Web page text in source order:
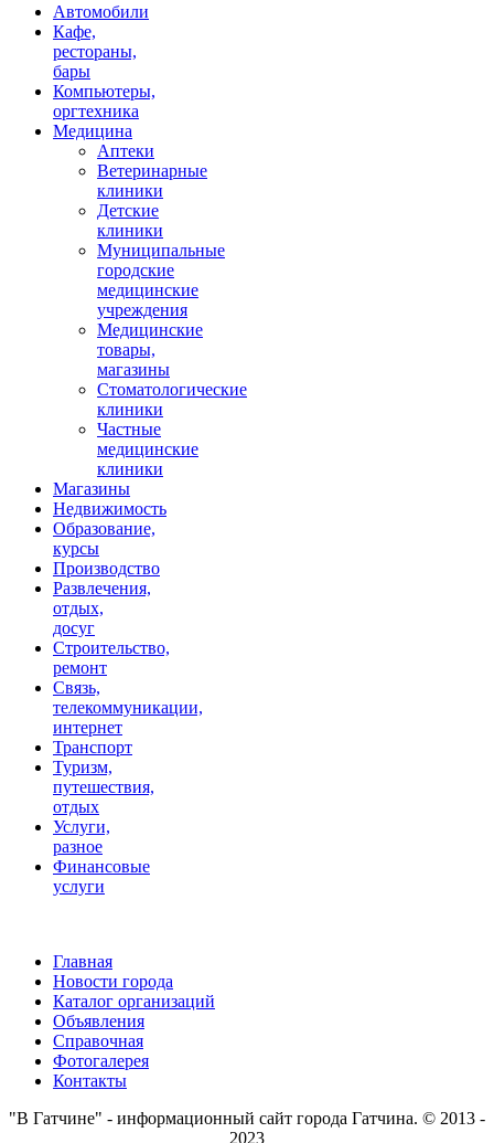
Автомобили
Кафе,
рестораны,
бары
Компьютеры,
оргтехника
Медицина
Аптеки
Ветеринарные
клиники
Детские
клиники
Муниципальные
городские
медицинские
учреждения
Медицинские
товары,
магазины
Стоматологические
клиники
Частные
медицинские
клиники
Магазины
Недвижимость
Образование,
курсы
Производство
Развлечения,
отдых,
досуг
Строительство,
ремонт
Связь,
телекоммуникации,
интернет
Транспорт
Туризм,
путешествия,
отдых
Услуги,
разное
Финансовые
услуги
Главная
Новости города
Каталог организаций
Объявления
Справочная
Фотогалерея
Контакты
"В Гатчине" - информационный сайт города Гатчина. © 2013 -
2023